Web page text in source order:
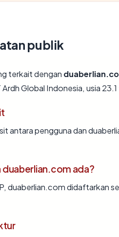
publik
terkait dengan
Global Indonesia, usia
antara pengguna dan
duaberlian.com ada?
duaberlian.com didaftarkan